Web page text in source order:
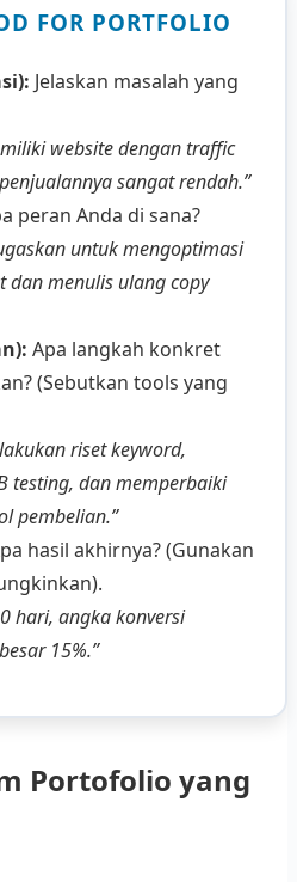
FOR PORTFOLIO
Jelaskan masalah yang
website dengan traffic
sangat rendah.”
peran Anda di sana?
untuk mengoptimasi
dan menulis ulang copy
Apa langkah konkret
(Sebutkan tools yang
riset keyword,
testing, dan memperbaiki
pembelian.”
hasil akhirnya? (Gunakan
hari, angka konversi
15%.”
Portofolio yang